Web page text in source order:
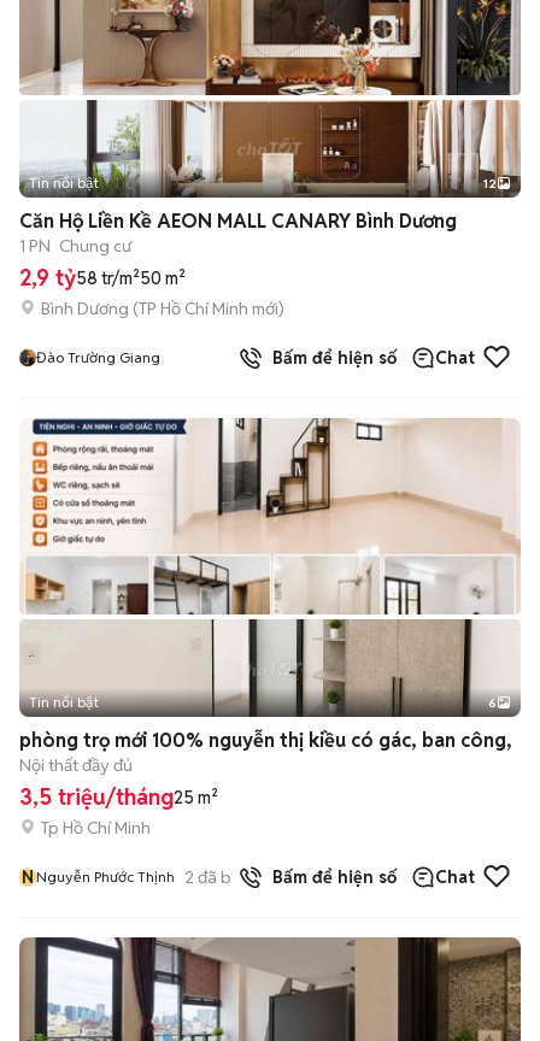
+2
Tin nổi bật 12
Căn Hộ Liền Kề AEON MALL CANARY Bình Dương
1 PN Chung cư
2,9 tỷ58 tr/m²50 m²
Bình Dương (TP Hồ Chí Minh mới)
Đào Trường Giang Bấm để hiện số Chat
+2
Tin nổi bật 6
phòng trọ mới 100% nguyễn thị kiều có gác, ban công,
Nội thất đầy đủ
3,5 triệu/tháng25 m²
Tp Hồ Chí Minh
NNguyễn Phước Thịnh 2 đã bán Bấm để hiện số Chat